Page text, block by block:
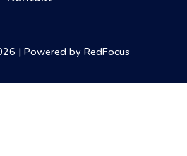
| Powered by RedFocus